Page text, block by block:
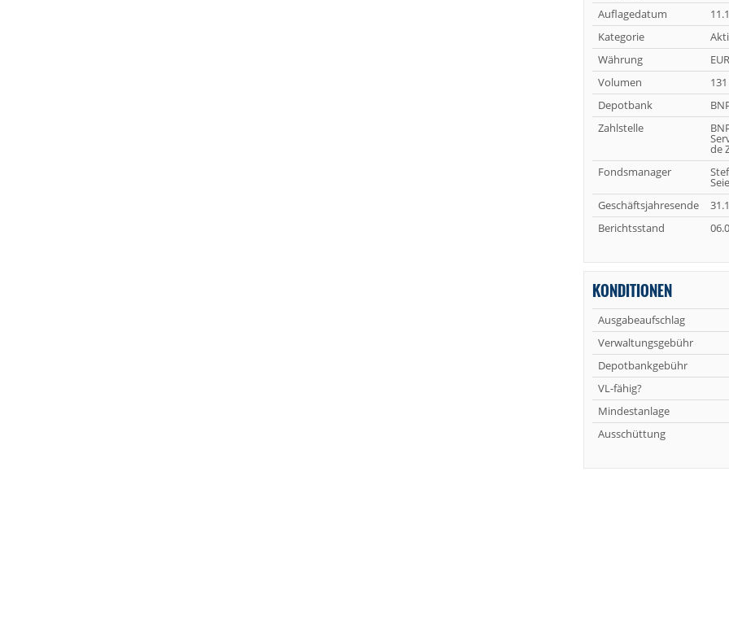
Auflagedatum
Kategorie
Währung
EUR
Volumen
Depotbank
Zahlstelle
de
Fondsmanager
Geschäftsjahresende
Berichtsstand
KONDITIONEN
Ausgabeaufschlag
Verwaltungsgebühr
Depotbankgebühr
VL-fähig?
Mindestanlage
Ausschüttung